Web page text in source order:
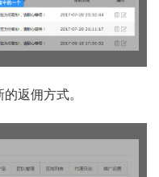
返佣方式。